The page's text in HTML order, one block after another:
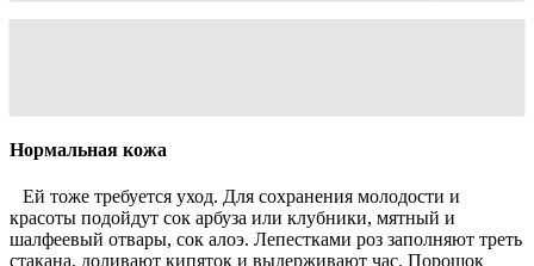
Нормальная кожа
Ей тоже требуется уход. Для сохранения молодости и
красоты подойдут сок арбуза или клубники, мятный и
шалфеевый отвары, сок алоэ. Лепестками роз заполняют треть
стакана, доливают кипяток и выдерживают час. Порошок